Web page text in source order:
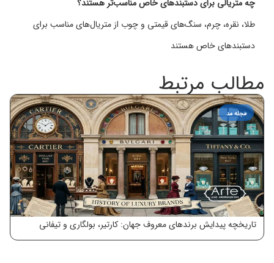
چه متریالی برای دستبندهای خاص مناسب‌تر هستند؟
طلا، نقره، چرم، سنگ‌های قیمتی و چوب از متریال‌های مناسب برای
دستبند‌های خاص هستند
مطالب مرتبط
مجله مد
تاریخچه پیدایش برندهای معروف جهان: کارتیر، بولگاری و تیفانی